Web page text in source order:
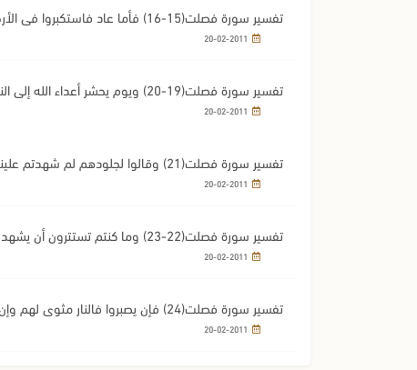
تفسير سورة فصلت(15-16) فأما عاد فاستكبروا في الأرض بغير الحق وقالوا من أشد منا قوة
تفسير سورة فصلت(19-20) ويوم يحشر أعداء الله إلى النار فهم يوزعون
تفسير سورة فصلت(21) وقالوا لجلودهم لم شهدتم علينا قالوا أنطقنا الله الذي أنطق كل شيء
تفسير سورة فصلت(22-23) وما كنتم
ولكن ظننتم أن الل
تفسير سورة فصلت(24) فإن يصبروا فالنار مثوى لهم وإن يستعتبوا فما هم من المعتبين